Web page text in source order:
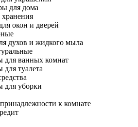
для дома
окон и дверей
духов и жидкого мыла
для ванных комнат
для туалета
для уборки
к комнате